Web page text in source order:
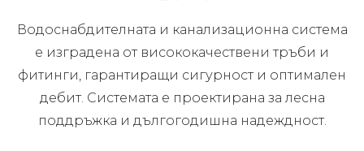
Водоснабдителната и канализационна система
е изградена от висококачествени тръби и
фитинги, гарантиращи сигурност и оптимален
дебит. Системата е проектирана за лесна
поддръжка и дългогодишна надеждност.